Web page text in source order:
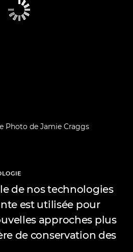
de nos technologies
est utilisée pour
approches plus
de conservation des